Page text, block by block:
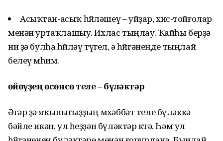
Асыҡтан-асыҡ һөйләшеү – уйҙар, хис-тойғолар
менән уртаҡлашыу. Ихлас тыңлау. Ҡайһы берҙә
ни ҙә булһа һөйләү түгел, ә һөйгәнеңде тыңлай
белеү мөһим.
Һөйөүҙең өсөнсө теле–бүләктәр
Әгәр ҙә яҡынығыҙҙың мөхәббәт теле бүләккә
бәйле икән, ул һеҙҙән бүләктәр көтә. Һәм ул